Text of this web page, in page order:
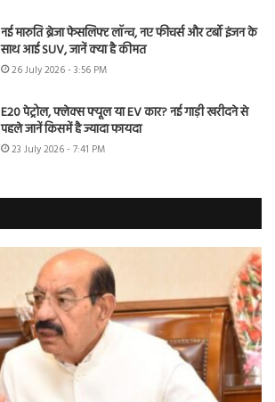
नई मारुति ब्रेजा फेसलिफ्ट लॉन्च, नए फीचर्स और टर्बो इंजन के
साथ आई SUV, जानें क्या है कीमत
26 July 2026 - 3:56 PM
E20 पेट्रोल, फ्लेक्स फ्यूल या EV कार? नई गाड़ी खरीदने से
पहले जानें किसमें है ज्यादा फायदा
23 July 2026 - 7:41 PM